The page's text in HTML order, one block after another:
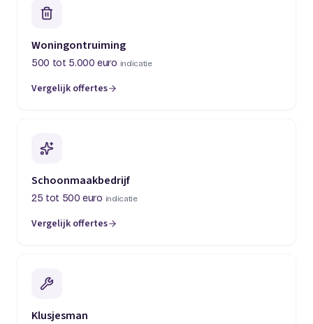
Woningontruiming
500 tot 5.000 euro indicatie
Vergelijk offertes
(opent in een nieuw tabblad)
Schoonmaakbedrijf
25 tot 500 euro indicatie
Vergelijk offertes
(opent in een nieuw tabblad)
Klusjesman